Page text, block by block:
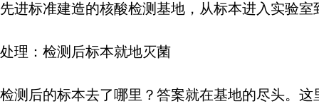
先进标准建造的核酸检测基地，从标本进入实验
处理：检测后标本就地灭菌
检测后的标本去了哪里？答案就在基地的尽头。